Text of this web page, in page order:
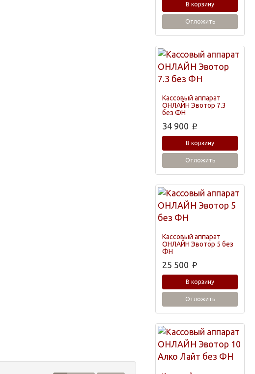
В корзину
Отложить
Кассовый аппарат
ОНЛАЙН Эвотор 7.3
без ФН
34 900 p
В корзину
Отложить
Кассовый аппарат
ОНЛАЙН Эвотор 5 без
ФН
25 500 p
В корзину
Отложить